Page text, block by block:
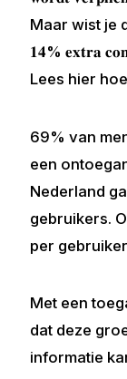
Maar wist je
𝟏𝟒% 𝐞𝐱𝐭𝐫𝐚
Lees hier
69% van
een
Nederland
gebruikers.
per
Met een
dat deze
informatie